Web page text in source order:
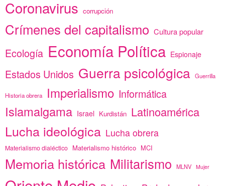
Coronavirus corrupción
Crímenes del capitalismo Cultura popular
Ecología Economía Política Espionaje
Estados Unidos Guerra psicológica Guerrilla
Historia obrera Imperialismo Informática
Islamalgama Israel Kurdistán Latinoamérica
Lucha ideológica Lucha obrera
Materialismo dialéctico Materialismo histórico MCI
Memoria histórica Militarismo MLNV Mujer